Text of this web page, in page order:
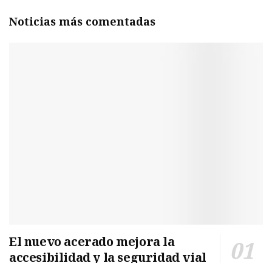
Noticias más comentadas
El nuevo acerado mejora la
accesibilidad y la seguridad vial